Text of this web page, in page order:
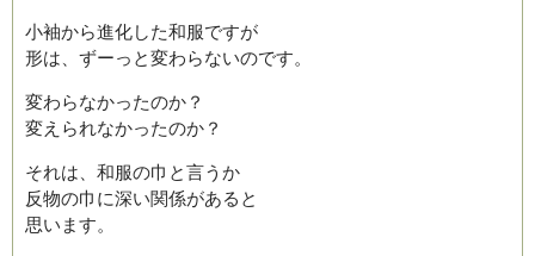
小袖から進化した和服ですが
形は、ずーっと変わらないのです。
変わらなかったのか？
変えられなかったのか？
それは、和服の巾と言うか
反物の巾に深い関係があると
思います。